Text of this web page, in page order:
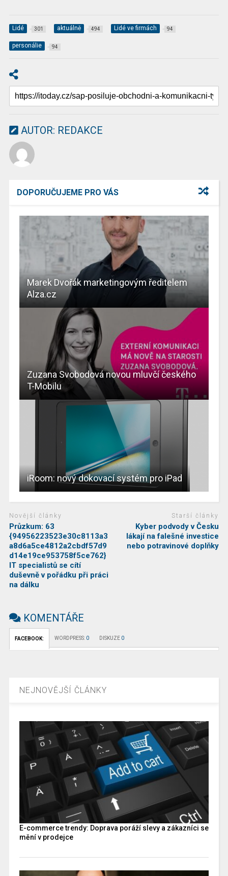
Lidé 301 aktuálně 494 Lidé ve firmách 94
personálie 94
AUTOR: REDAKCE
DOPORUČUJEME PRO VÁS
Marek Dvořák marketingovým ředitelem
Alza.cz
Zuzana Svobodová novou mluvčí českého
T-Mobilu
iRoom: nový dokovací systém pro iPad
Novější články
Průzkum: 63
{94956223523e30c8113a3
a8d6a5ce4812a2cbdf57d9
d14e19ce953758f5ce762}
IT specialistů se cítí
duševně v pořádku při práci
na dálku
Starší články
Kyber podvody v Česku
lákají na falešné investice
nebo potravinové doplňky
KOMENTÁŘE
FACEBOOK: WORDPRESS: 0 DISKUZE 0
NEJNOVĚJŠÍ ČLÁNKY
E-commerce trendy: Doprava poráží slevy a zákazníci se
mění v prodejce